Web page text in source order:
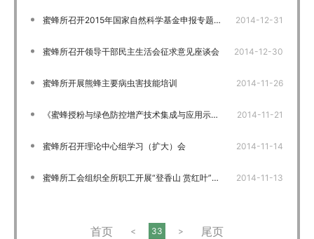
2014-12-31
蜜蜂所召开2015年国家自然科学基金申报专题报告会
2014-12-30
蜜蜂所召开领导干部民主生活会征求意见座谈会
2014-11-26
蜜蜂所开展熊蜂主要病虫害技能培训
2014-11-21
《蜜蜂授粉与绿色防控增产技术集成与应用示范》研讨会在京召开
2014-11-14
蜜蜂所召开理论中心组学习（扩大）会
2014-11-13
蜜蜂所工会组织全所职工开展“登香山 赏红叶”活动
首页 < 33 > 尾页